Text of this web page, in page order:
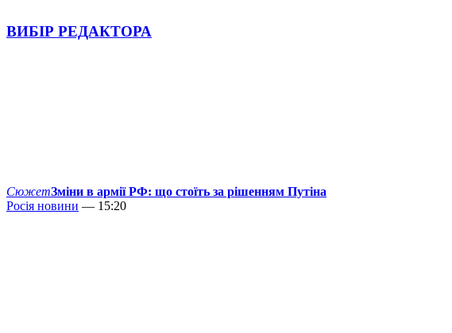
ВИБІР РЕДАКТОРА
СюжетЗміни в армії РФ: що стоїть за рішенням Путіна
Росія новини — 15:20